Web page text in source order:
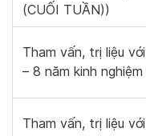
(CUỐI TUẦN))
Tham vấn, trị liệu
– 8 năm kinh nghiệm
Tham vấn, trị liệu